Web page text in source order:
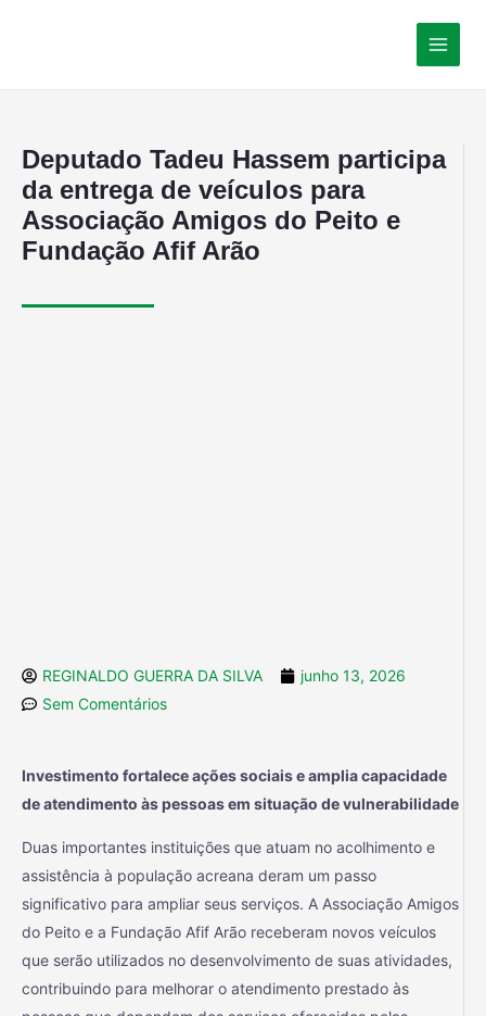
Deputado Tadeu Hassem participa
da entrega de veículos para
Associação Amigos do Peito e
Fundação Afif Arão
REGINALDO GUERRA DA SILVA
junho 13, 2026
Sem Comentários
Investimento fortalece ações sociais e amplia capacidade
de atendimento às pessoas em situação de vulnerabilidade
Duas importantes instituições que atuam no acolhimento e
assistência à população acreana deram um passo
significativo para ampliar seus serviços. A Associação Amigos
do Peito e a Fundação Afif Arão receberam novos veículos
que serão utilizados no desenvolvimento de suas atividades,
contribuindo para melhorar o atendimento prestado às